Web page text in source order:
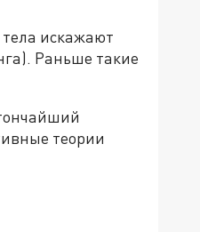
искажают
Раньше такие
теории